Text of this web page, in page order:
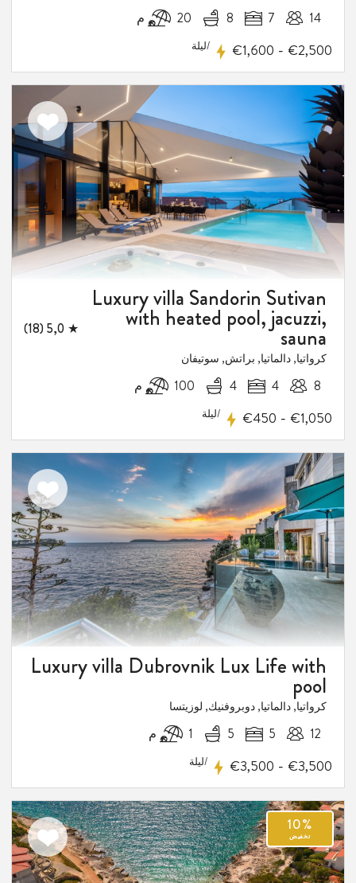
14
7
8 20 م
€1,600 - €2,500 /ليلة
اضف
الى
المفضلة
Luxury villa Sandorin Sutivan
with heated pool, jacuzzi,
sauna
★ 5,0 (18)
كرواتيا, دالماتيا, براتش, سوتيفان
8
4
4 100 م
€450 - €1,050 /ليلة
اضف
الى
المفضلة
Luxury villa Dubrovnik Lux Life with
pool
كرواتيا, دالماتيا, دوبروفنيك, لوزيتسا
12
5
5 1 م
€3,500 - €3,500 /ليلة
اضف
الى
المفضلة